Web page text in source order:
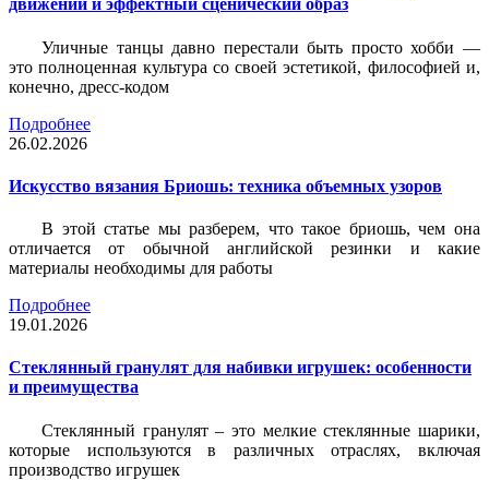
движений и эффектный сценический образ
Уличные танцы давно перестали быть просто хобби —
это полноценная культура со своей эстетикой, философией и,
конечно, дресс-кодом
Подробнее
26.02.2026
Искусство вязания Бриошь: техника объемных узоров
В этой статье мы разберем, что такое бриошь, чем она
отличается от обычной английской резинки и какие
материалы необходимы для работы
Подробнее
19.01.2026
Стеклянный гранулят для набивки игрушек: особенности
и преимущества
Стеклянный гранулят – это мелкие стеклянные шарики,
которые используются в различных отраслях, включая
производство игрушек